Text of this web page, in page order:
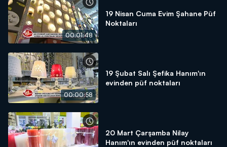
00:01:48
19 Nisan Cuma Evim Şahane Püf
Noktaları
00:00:58
19 Şubat Salı Şefika Hanım'ın
evinden püf noktaları
20 Mart Çarşamba Nilay
Hanım'ın evinden püf noktaları